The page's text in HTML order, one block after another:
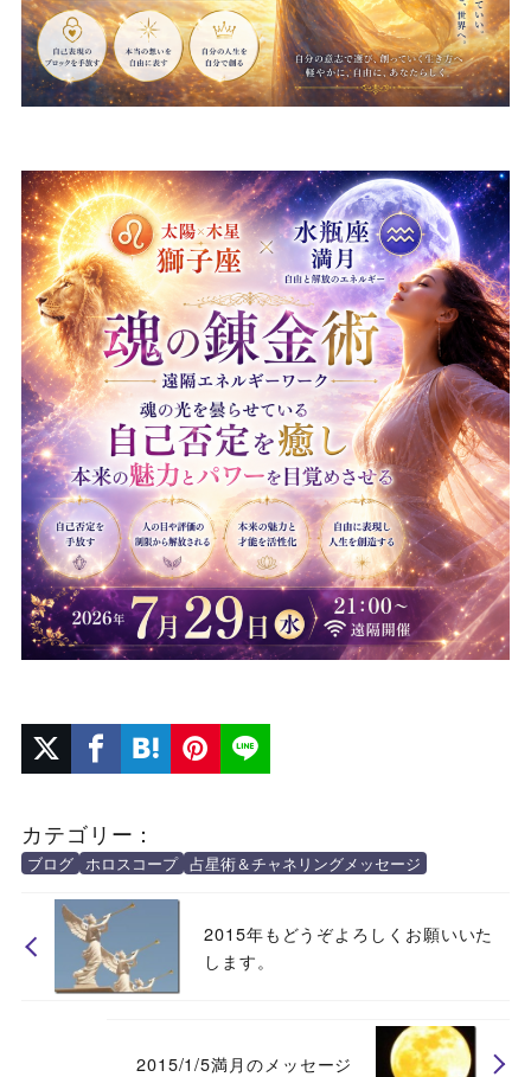
カテゴリー：
ブログ ホロスコープ 占星術＆チャネリングメッセージ
2015年もどうぞよろしくお願いいた
します。
2015/1/5満月のメッセージ